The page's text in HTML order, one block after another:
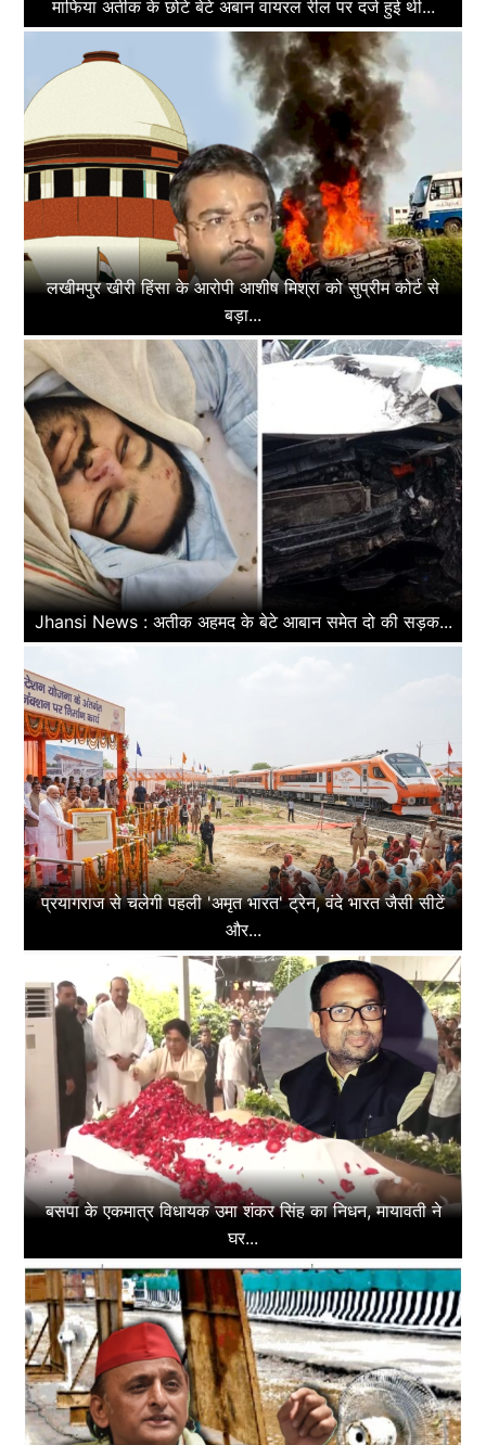
माफिया अतीक के छोटे बेटे अबान वायरल रील पर दर्ज हुई थी...
लखीमपुर खीरी हिंसा के आरोपी आशीष मिश्रा को सुप्रीम कोर्ट से
बड़ा...
Jhansi News : अतीक अहमद के बेटे आबान समेत दो की सड़क...
प्रयागराज से चलेगी पहली 'अमृत भारत' ट्रेन, वंदे भारत जैसी सीटें
और...
बसपा के एकमात्र विधायक उमा शंकर सिंह का निधन, मायावती ने
घर...